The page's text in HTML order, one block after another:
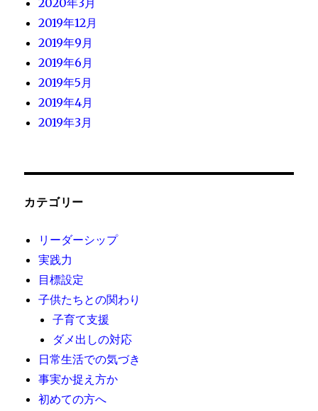
2020年3月
2019年12月
2019年9月
2019年6月
2019年5月
2019年4月
2019年3月
カテゴリー
リーダーシップ
実践力
目標設定
子供たちとの関わり
子育て支援
ダメ出しの対応
日常生活での気づき
事実か捉え方か
初めての方へ